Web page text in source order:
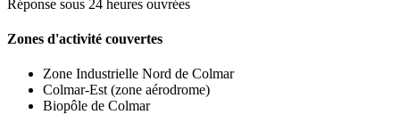
Réponse sous 24 heures ouvrées
Zones d'activité couvertes
Zone Industrielle Nord de Colmar
Colmar-Est (zone aérodrome)
Biopôle de Colmar